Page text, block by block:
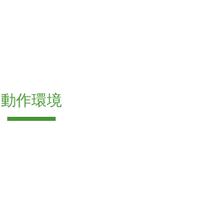
動作環境